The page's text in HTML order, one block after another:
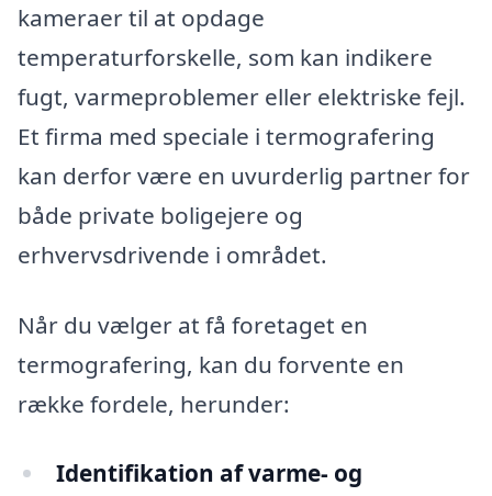
kameraer til at opdage
temperaturforskelle, som kan indikere
fugt, varmeproblemer eller elektriske fejl.
Et firma med speciale i termografering
kan derfor være en uvurderlig partner for
både private boligejere og
erhvervsdrivende i området.
Når du vælger at få foretaget en
termografering, kan du forvente en
række fordele, herunder:
Identifikation af varme- og